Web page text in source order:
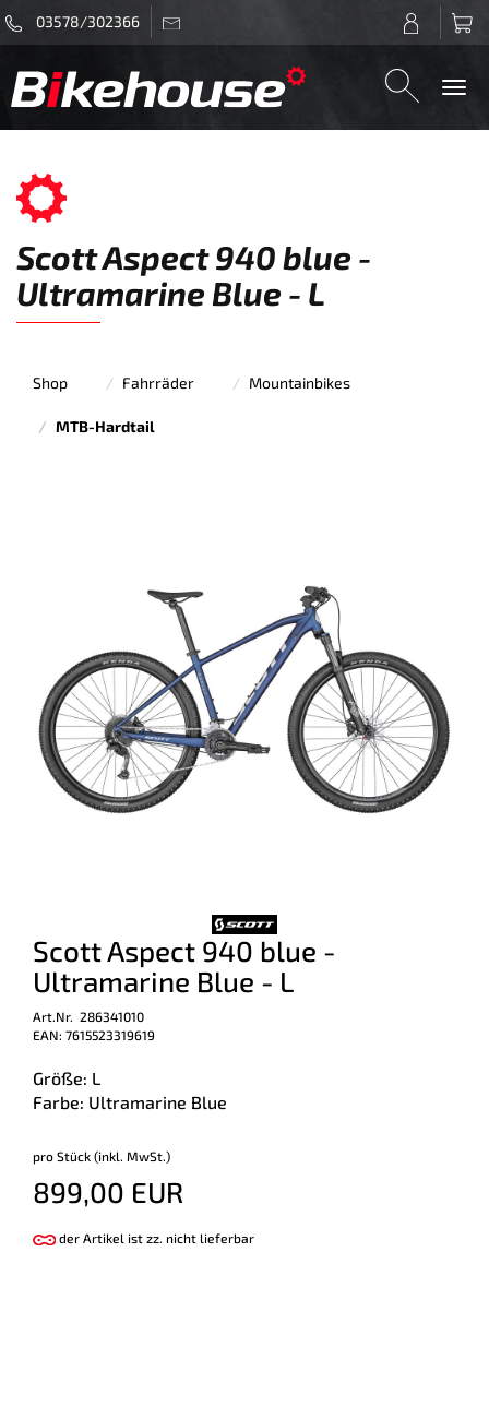
03578/302366
Scott Aspect 940 blue -
Ultramarine Blue - L
Shop Fahrräder Mountainbikes
MTB-Hardtail
Scott Aspect 940 blue -
Ultramarine Blue - L
Art.Nr. 286341010
EAN: 7615523319619
Größe: L
Farbe: Ultramarine Blue
pro Stück (inkl. MwSt.)
899,00 EUR
der Artikel ist zz. nicht lieferbar